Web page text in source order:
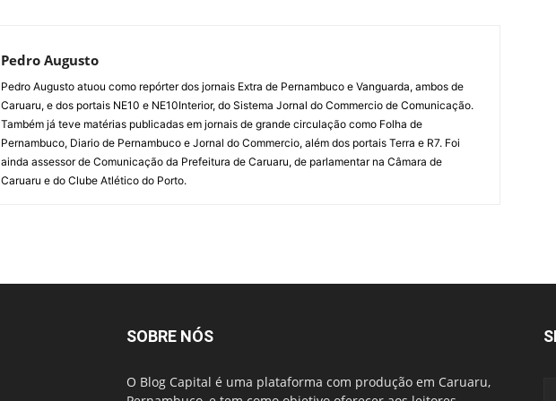
Pedro Augusto
Pedro Augusto atuou como repórter dos jornais Extra de Pernambuco e Vanguarda, ambos de
Caruaru, e dos portais NE10 e NE10Interior, do Sistema Jornal do Commercio de Comunicação.
Também já teve matérias publicadas em jornais de grande circulação como Folha de
Pernambuco, Diario de Pernambuco e Jornal do Commercio, além dos portais Terra e R7. Foi
ainda assessor de Comunicação da Prefeitura de Caruaru, de parlamentar na Câmara de
Caruaru e do Clube Atlético do Porto.
SOBRE NÓS
O Blog Capital é uma plataforma com produção em Caruaru,